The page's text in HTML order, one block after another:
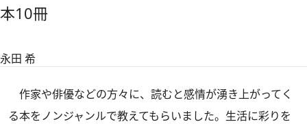
本10冊
永田 希
作家や俳優などの方々に、読むと感情が湧き上がってく
る本をノンジャンルで教えてもらいました。生活に彩りを